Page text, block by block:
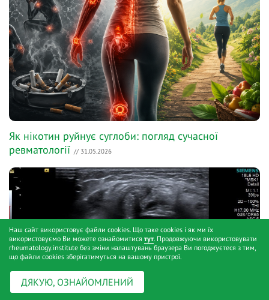
Як нікотин руйнує суглоби: погляд сучасної
ревматології // 31.05.2026
Наш сайт використовує файли cookies. Що таке cookies і як ми їх
використовуємо Ви можете ознайомитися тут. Продовжуючи використовувати
rheumatology.institute без зміни налаштувань браузера Ви погоджуєтеся з тим,
що файли cookies зберігатимуться на вашому пристрої.
ДЯКУЮ, ОЗНАЙОМЛЕНИЙ